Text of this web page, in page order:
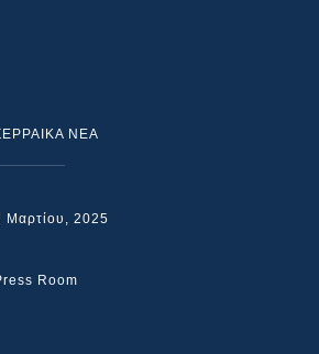
ΝΕΑ
Μαρτίου, 2025
Room